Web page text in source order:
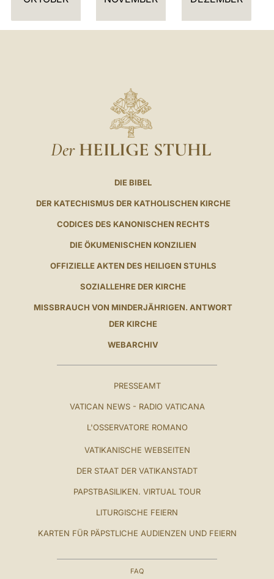
Der HEILIGE STUHL
DIE BIBEL
DER KATECHISMUS DER KATHOLISCHEN KIRCHE
CODICES DES KANONISCHEN RECHTS
DIE ÖKUMENISCHEN KONZILIEN
OFFIZIELLE AKTEN DES HEILIGEN STUHLS
SOZIALLEHRE DER KIRCHE
MISSBRAUCH VON MINDERJÄHRIGEN. ANTWORT
DER KIRCHE
WEBARCHIV
PRESSEAMT
VATICAN NEWS - RADIO VATICANA
L'OSSERVATORE ROMANO
VATIKANISCHE WEBSEITEN
DER STAAT DER VATIKANSTADT
PAPSTBASILIKEN. VIRTUAL TOUR
LITURGISCHE FEIERN
KARTEN FÜR PÄPSTLICHE AUDIENZEN UND FEIERN
FAQ